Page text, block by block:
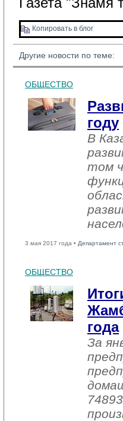
Копировать в блог
Другие новости по теме:
ОБЩЕСТВО
году
В
том
3 мая 2017 года • Департамент
ОБЩЕСТВО
года
За